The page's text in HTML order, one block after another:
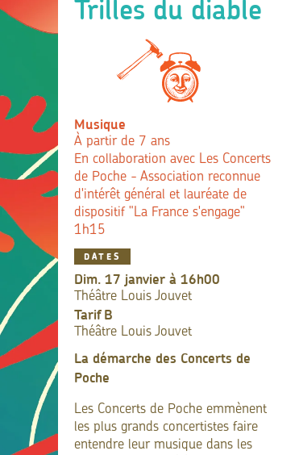
Trilles du diable
Musique
À partir de 7 ans
En collaboration avec Les Concerts
de Poche - Association reconnue
d'intérêt général et lauréate de
dispositif "La France s'engage"
1h15
DATES
dim. 17 janvier à 16h00
Théâtre Louis Jouvet
TarifB
Théâtre Louis Jouvet
La démarche des Concerts de
Poche
Les Concerts de Poche emmènent
les plus grands concertistes faire
entendre leur musique dans les